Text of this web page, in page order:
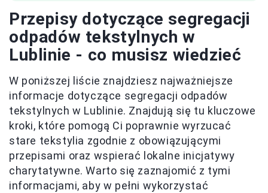
Przepisy dotyczące segregacji
odpadów tekstylnych w
Lublinie - co musisz wiedzieć
W poniższej liście znajdziesz najważniejsze
informacje dotyczące segregacji odpadów
tekstylnych w Lublinie. Znajdują się tu kluczowe
kroki, które pomogą Ci poprawnie wyrzucać
stare tekstylia zgodnie z obowiązującymi
przepisami oraz wspierać lokalne inicjatywy
charytatywne. Warto się zaznajomić z tymi
informacjami, aby w pełni wykorzystać